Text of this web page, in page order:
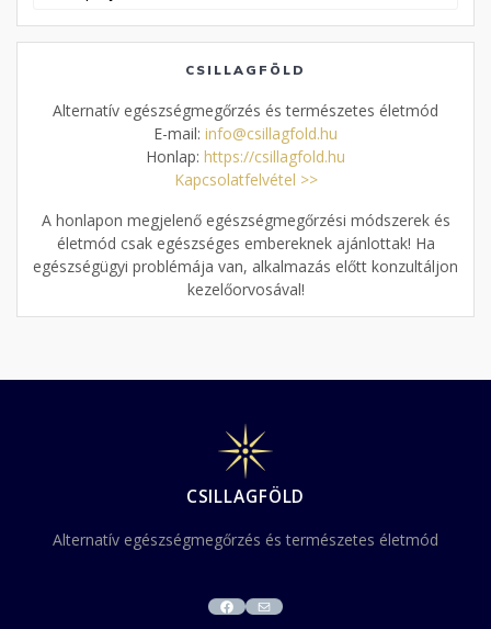
CSILLAGFÖLD
Alternatív egészségmegőrzés és természetes életmód
E-mail: info@csillagfold.hu
Honlap: https://csillagfold.hu
Kapcsolatfelvétel >>
A honlapon megjelenő egészségmegőrzési módszerek és
életmód csak egészséges embereknek ajánlottak! Ha
egészségügyi problémája van, alkalmazás előtt konzultáljon
kezelőorvosával!
CSILLAGFÖLD
Alternatív egészségmegőrzés és természetes életmód
FACEBOOK
MAIL